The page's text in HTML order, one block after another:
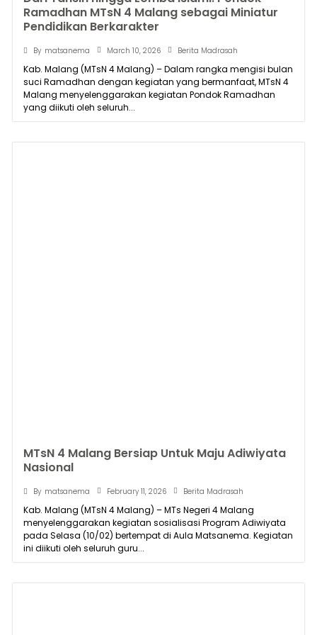
Ramadhan MTsN 4 Malang sebagai Miniatur
Pendidikan Berkarakter
By matsanema March 10, 2026 Berita Madrasah
Kab. Malang (MTsN 4 Malang) – Dalam rangka mengisi bulan
suci Ramadhan dengan kegiatan yang bermanfaat, MTsN 4
Malang menyelenggarakan kegiatan Pondok Ramadhan
yang diikuti oleh seluruh...
MTsN 4 Malang Bersiap Untuk Maju Adiwiyata
Nasional
By matsanema February 11, 2026 Berita Madrasah
Kab. Malang (MTsN 4 Malang) – MTs Negeri 4 Malang
menyelenggarakan kegiatan sosialisasi Program Adiwiyata
pada Selasa (10/02) bertempat di Aula Matsanema. Kegiatan
ini diikuti oleh seluruh guru...